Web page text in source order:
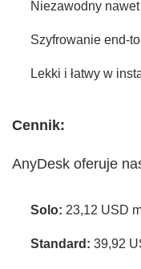
Niezawodny
Szyfrowanie end-
Lekki i łatwy w
Cennik:
AnyDesk oferuje
Solo: 23,12 USD
Standard: 39,92